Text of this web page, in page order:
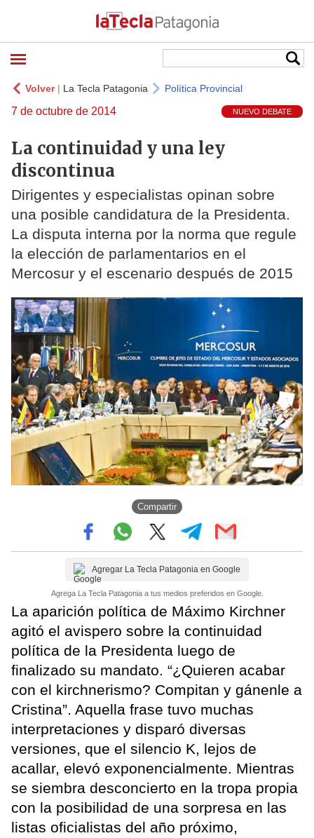
Volver| La Tecla Patagonia Política Provincial
7 de octubre de 2014 NUEVO DEBATE
La continuidad y una ley
discontinua
Dirigentes y especialistas opinan sobre
una posible candidatura de la Presidenta.
La disputa interna por la norma que regule
la elección de parlamentarios en el
Mercosur y el escenario después de 2015
Compartir
Agregar La Tecla Patagonia en Google
Agrega La Tecla Patagonia a tus medios preferidos en Google.
La aparición política de Máximo Kirchner
agitó el avispero sobre la continuidad
política de la Presidenta luego de
finalizado su mandato. “¿Quieren acabar
con el kirchnerismo? Compitan y gánenle a
Cristina”. Aquella frase tuvo muchas
interpretaciones y disparó diversas
versiones, que el silencio K, lejos de
acallar, elevó exponencialmente. Mientras
se siembra desconcierto en la tropa propia
con la posibilidad de una sorpresa en las
listas oficialistas del año próximo,